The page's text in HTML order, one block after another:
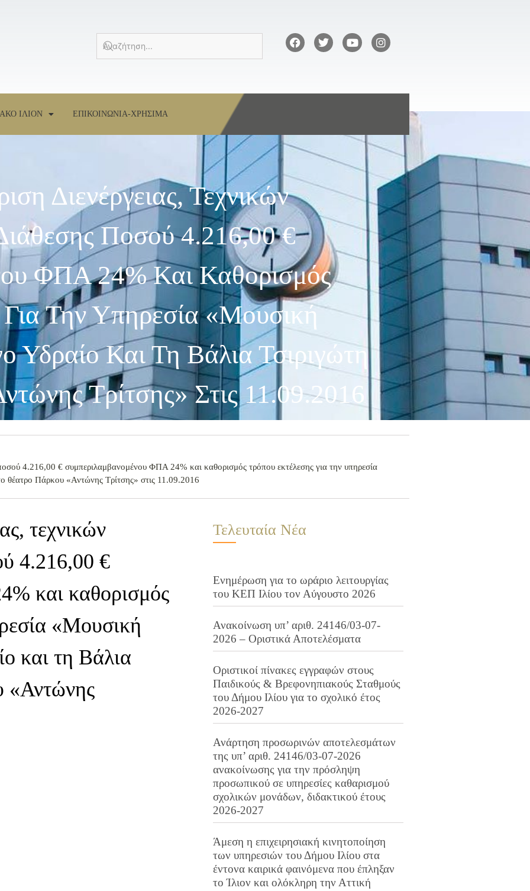
ΙΛΙΟΝ ΕΠΙΚΟΙΝΩΝΙΑ-ΧΡΗΣΙΜΑ
Διενέργειας, Τεχνικών
Ποσού 4.216,00 €
ΦΠΑ 24% Και Καθορισμός
Την Υπηρεσία «Μουσική
Υδραίο Και Τη Βάλια Τσιριγώτη
Τρίτσης» Στις 11.09.2016
4.216,00 € συμπεριλαμβανομένου ΦΠΑ 24% και καθορισμός τρόπου εκτέλεσης για την υπηρεσία
θέατρο Πάρκου «Αντώνης Τρίτσης» στις 11.09.2016
τεχνικών
4.216,00 €
και καθορισμός
«Μουσική
και τη Βάλια
«Αντώνης
Τελευταία Νέα
Ενημέρωση για το ωράριο λειτουργίας
του ΚΕΠ Ιλίου τον Αύγουστο 2026
Ανακοίνωση υπ’ αριθ. 24146/03-07-
2026 – Οριστικά Αποτελέσματα
Οριστικοί πίνακες εγγραφών στους
Παιδικούς & Βρεφονηπιακούς Σταθμούς
του Δήμου Ιλίου για το σχολικό έτος
2026-2027
Ανάρτηση προσωρινών αποτελεσμάτων
της υπ’ αριθ. 24146/03-07-2026
ανακοίνωσης για την πρόσληψη
προσωπικού σε υπηρεσίες καθαρισμού
σχολικών μονάδων, διδακτικού έτους
2026-2027
Άμεση η επιχειρησιακή κινητοποίηση
των υπηρεσιών του Δήμου Ιλίου στα
έντονα καιρικά φαινόμενα που έπληξαν
το Ίλιον και ολόκληρη την Αττική